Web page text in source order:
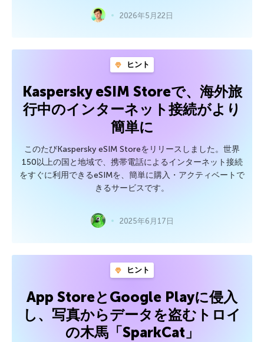
2026年5月22日
ヒント
Kaspersky eSIM Storeで、海外旅
行中のインターネット接続がより
簡単に
このたびKaspersky eSIM Storeをリリースしました。世界
150以上の国と地域で、携帯電話によるインターネット接続
をすぐに利用できるeSIMを、簡単に購入・アクティベートで
きるサービスです。
2025年6月17日
ヒント
App StoreとGoogle Playに侵入
し、写真からデータを盗むトロイ
の木馬「SparkCat」